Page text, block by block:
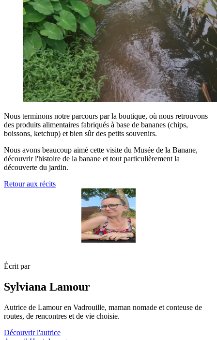
Nous terminons notre parcours par la boutique, où nous retrouvons
des produits alimentaires fabriqués à base de bananes (chips,
boissons, ketchup) et bien sûr des petits souvenirs.
Nous avons beaucoup aimé cette visite du Musée de la Banane,
découvrir l'histoire de la banane et tout particulièrement la
découverte du jardin.
Retour aux récits
Écrit par
Sylviana Lamour
Autrice de Lamour en Vadrouille, maman nomade et conteuse de
routes, de rencontres et de vie choisie.
Découvrir l'autrice